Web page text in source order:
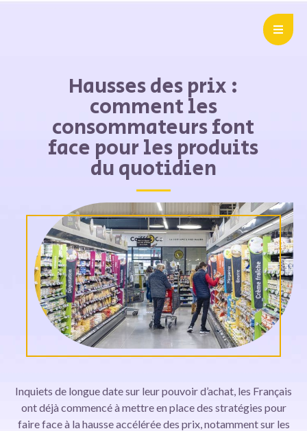
Hausses des prix :
comment les
consommateurs font
face pour les produits
du quotidien
Inquiets de longue date sur leur pouvoir d’achat, les Français
ont déjà commencé à mettre en place des stratégies pour
faire face à la hausse accélérée des prix, notamment sur les